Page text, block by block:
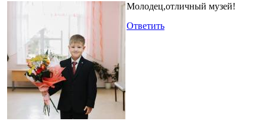
Молодец,отличный музей!
Ответить